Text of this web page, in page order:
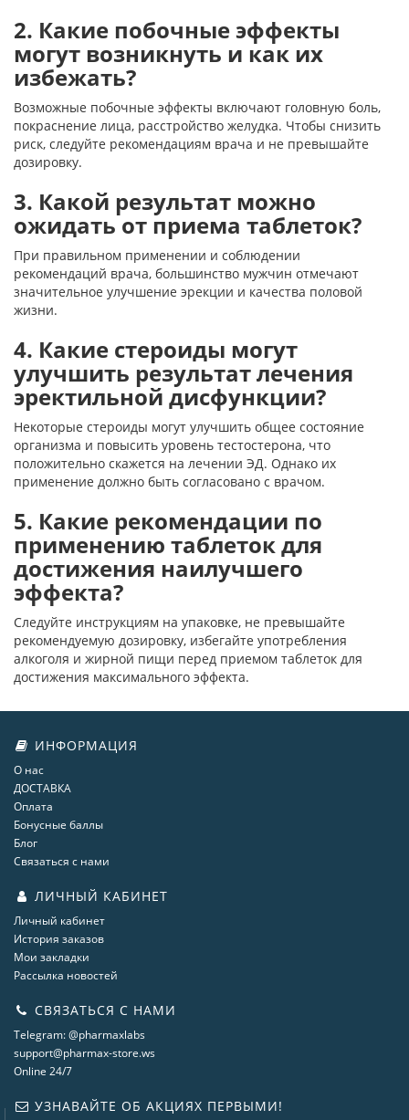
2. Какие побочные эффекты
могут возникнуть и как их
избежать?
Возможные побочные эффекты включают головную боль,
покраснение лица, расстройство желудка. Чтобы снизить
риск, следуйте рекомендациям врача и не превышайте
дозировку.
3. Какой результат можно
ожидать от приема таблеток?
При правильном применении и соблюдении
рекомендаций врача, большинство мужчин отмечают
значительное улучшение эрекции и качества половой
жизни.
4. Какие стероиды могут
улучшить результат лечения
эректильной дисфункции?
Некоторые стероиды могут улучшить общее состояние
организма и повысить уровень тестостерона, что
положительно скажется на лечении ЭД. Однако их
применение должно быть согласовано с врачом.
5. Какие рекомендации по
применению таблеток для
достижения наилучшего
эффекта?
Следуйте инструкциям на упаковке, не превышайте
рекомендуемую дозировку, избегайте употребления
алкоголя и жирной пищи перед приемом таблеток для
достижения максимального эффекта.
ИНФОРМАЦИЯ
О нас
ДОСТАВКА
Оплата
Бонусные баллы
Блог
Связаться с нами
ЛИЧНЫЙ КАБИНЕТ
Личный кабинет
История заказов
Мои закладки
Рассылка новостей
СВЯЗАТЬСЯ С НАМИ
Telegram: @pharmaxlabs
support@pharmax-store.ws
Online 24/7
УЗНАВАЙТЕ ОБ АКЦИЯХ ПЕРВЫМИ!